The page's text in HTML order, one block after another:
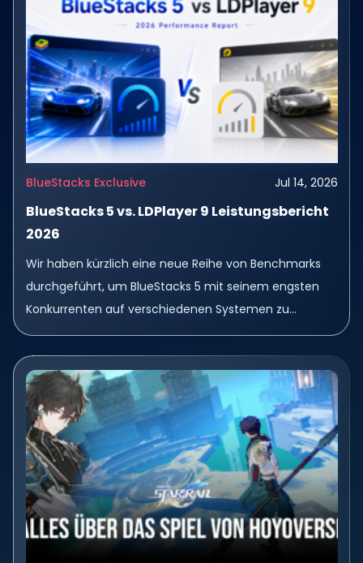
BlueStacks Exclusive Jul 14, 2026
BlueStacks 5 vs. LDPlayer 9 Leistungsbericht
2026
Wir haben kürzlich eine neue Reihe von Benchmarks
durchgeführt, um BlueStacks 5 mit seinem engsten
Konkurrenten auf verschiedenen Systemen zu
vergleichen von leistungsstarken Nvidia-Setups bis hin
zu alltäglichen Intel-Laptops. Das...